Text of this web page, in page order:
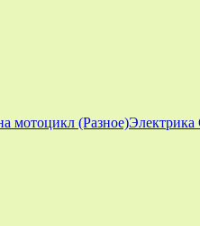
мотоцикл (Разное)Электрика